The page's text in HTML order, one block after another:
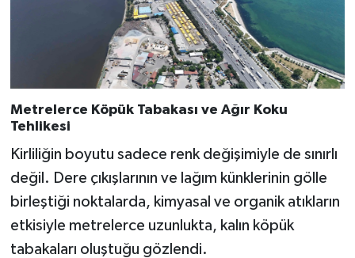
Metrelerce Köpük Tabakası ve Ağır Koku
Tehlikesi
Kirliliğin boyutu sadece renk değişimiyle de sınırlı
değil. Dere çıkışlarının ve lağım künklerinin gölle
birleştiği noktalarda, kimyasal ve organik atıkların
etkisiyle metrelerce uzunlukta, kalın köpük
tabakaları oluştuğu gözlendi.